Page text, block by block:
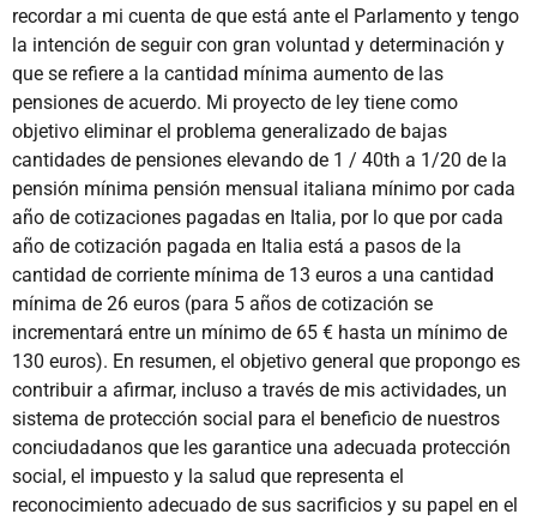
recordar a mi cuenta de que está ante el Parlamento y tengo
la intención de seguir con gran voluntad y determinación y
que se refiere a la cantidad mínima aumento de las
pensiones de acuerdo. Mi proyecto de ley tiene como
objetivo eliminar el problema generalizado de bajas
cantidades de pensiones elevando de 1 / 40th a 1/20 de la
pensión mínima pensión mensual italiana mínimo por cada
año de cotizaciones pagadas en Italia, por lo que por cada
año de cotización pagada en Italia está a pasos de la
cantidad de corriente mínima de 13 euros a una cantidad
mínima de 26 euros (para 5 años de cotización se
incrementará entre un mínimo de 65 € hasta un mínimo de
130 euros). En resumen, el objetivo general que propongo es
contribuir a afirmar, incluso a través de mis actividades, un
sistema de protección social para el beneficio de nuestros
conciudadanos que les garantice una adecuada protección
social, el impuesto y la salud que representa el
reconocimiento adecuado de sus sacrificios y su papel en el